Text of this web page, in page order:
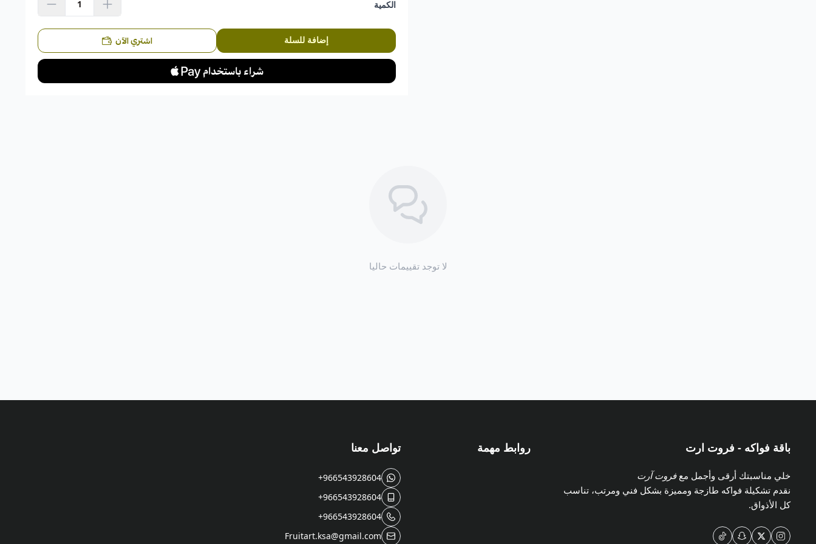
الكمية
إضافة للسلة اشتري الآن
لا توجد تقييمات حاليا
باقة فواكه - فروت ارت
خلي مناسبتك أرقى وأجمل معفروت آرت
نقدم تشكيلة فواكه طازجة ومميزة بشكل فني ومرتب، تناسب
كل الأذواق.
روابط مهمة تواصل معنا
+966543928604
+966543928604
+966543928604
Fruitart.ksa@gmail.com